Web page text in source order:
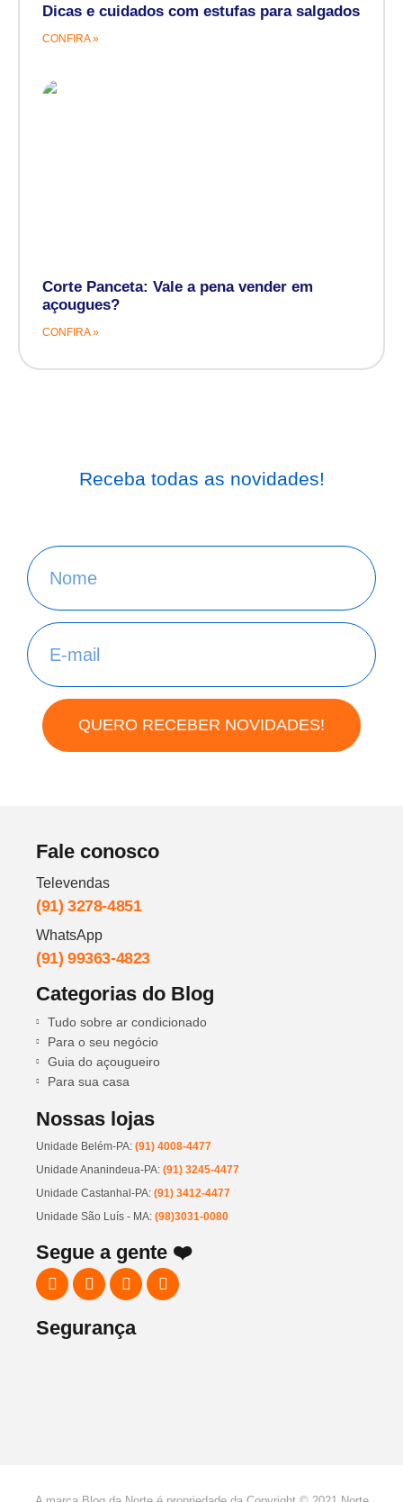
Dicas e cuidados com estufas para salgados
CONFIRA »
Corte Panceta: Vale a pena vender em
açougues?
CONFIRA »
Receba todas as novidades!
QUERO RECEBER NOVIDADES!
Fale conosco
Televendas
(91) 3278-4851
WhatsApp
(91) 99363-4823
Categorias do Blog
Tudo sobre ar condicionado
Para o seu negócio
Guia do açougueiro
Para sua casa
Nossas lojas
Unidade Belém-PA: (91) 4008-4477
Unidade Ananindeua-PA: (91) 3245-4477
Unidade Castanhal-PA: (91) 3412-4477
Unidade São Luís - MA: (98)3031-0080
Segue a gente ❤️
Segurança